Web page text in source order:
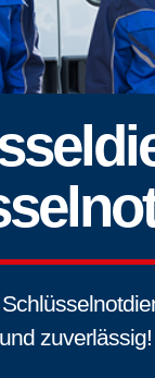
und zuverlässig!